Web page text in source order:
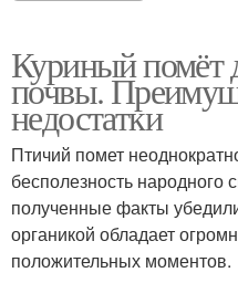
Куриный помёт
почвы.
недостатки
Птичий помет
бесполезность
полученные факты
органикой обладает
положительных моментов.